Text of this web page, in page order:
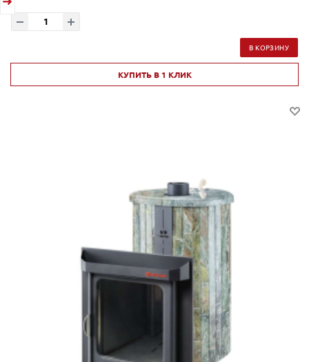
В КОРЗИНУ
КУПИТЬ В 1 КЛИК